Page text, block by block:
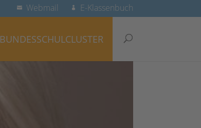
Webmail E-Klassenbuch
BUNDESSCHULCLUSTER